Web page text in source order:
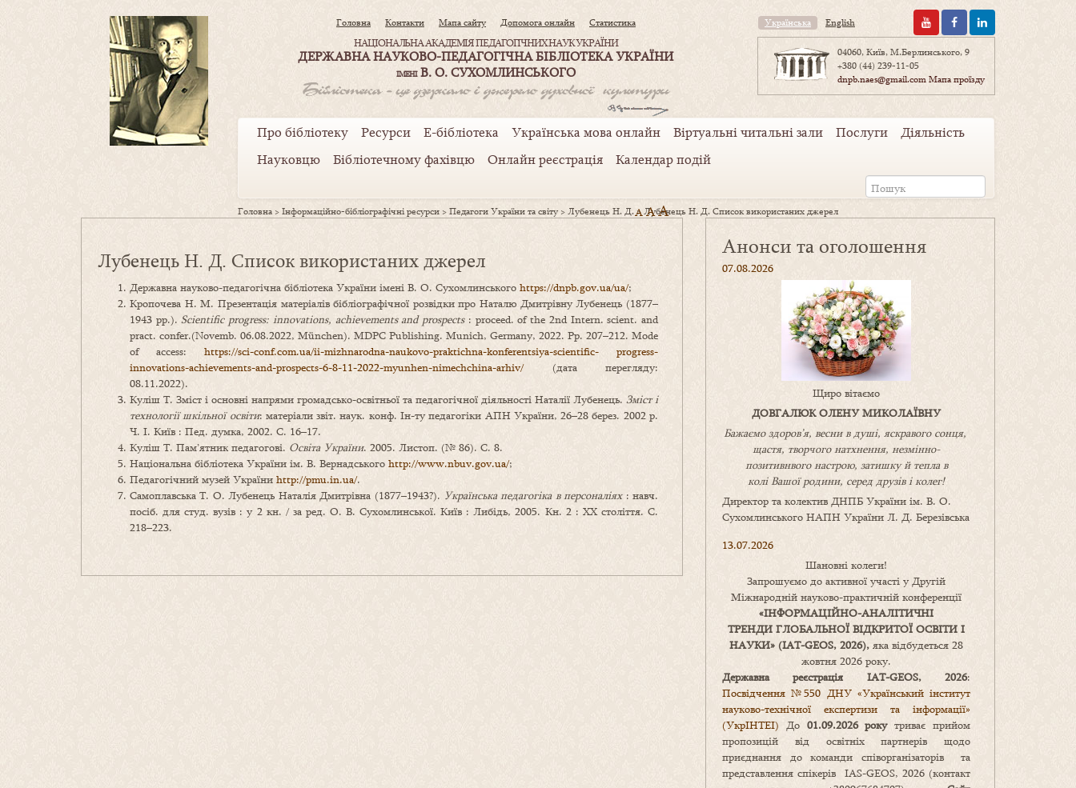
Головна Контакти Мапа сайту Допомога онлайн Статистика
НАЦІОНАЛЬНА АКАДЕМІЯ ПЕДАГОГІЧНИХ НАУК УКРАЇНИ
ДЕРЖАВНА НАУКОВО-ПЕДАГОГІЧНА БІБЛІОТЕКА УКРАЇНИ
ІМЕНІВ. О. СУХОМЛИНСЬКОГО
Українська English
04060, Київ, М.Берлинського, 9
+380 (44) 239-11-05
dnpb.naes@gmail.comМапа проїзду
Про бібліотеку Ресурси Е-бібліотека Українська мова онлайн Віртуальні читальні зали Послуги
Діяльність
Науковцю
Бібліотечному фахівцю Онлайн реєстрація Календар подій
Головна >Інформаційно-бібліографічні ресурси >Педагоги України та світу >Лубенець Н. Д.>Лубенець Н. Д. Список використаних джерел
A AA
Лубенець Н. Д. Список використаних джерел
Державна науково-педагогічна бібліотека України імені В. О. Сухомлинського https://dnpb.gov.ua/ua/;
Кропочева Н. М. Презентація матеріалів бібліографічної розвідки про Наталю Дмитрівну Лубенець (1877–
1943 рр.).Scientific progress: innovations, achievements and prospects: proceed. of the 2nd Intern. scient. and
pract. confer.(Novemb. 06.08.2022, München). MDPC Publishing. Munich, Germany, 2022. Pp. 207–212. Mode
of access: https://sci-conf.com.ua/ii-mizhnarodna-naukovo-praktichna-konferentsiya-scientific- progress-
innovations-achievements-and-prospects-6-8-11-2022-myunhen-nimechchina-arhiv/(дата перегляду:
08.11.2022).
Куліш Т. Зміст і основні напрями громадсько-освітньої та педагогічної діяльності Наталії Лубенець. Зміст і
технології шкільної освіти: матеріали звіт. наук. конф. Ін-ту педагогіки АПН України, 26–28 берез. 2002 р.
Ч. І. Київ : Пед. думка, 2002. С. 16–17.
Куліш Т. Пам’ятник педагогові. Освіта України. 2005. Листоп. (№ 86). С. 8.
Національна бібліотека України ім. В. Вернадського http://www.nbuv.gov.ua/;
Педагогічний музей України http://pmu.in.ua/.
Самоплавська Т. О. Лубенець Наталія Дмитрівна (1877–1943?). Українська педагогіка в персоналіях: навч.
посіб. для студ. вузів : у 2 кн. / за ред. О. В. Сухомлинської. Київ : Либідь, 2005. Кн. 2 : ХХ століття. С.
218–223.
Анонси та оголошення
07.08.2026
Щиро вітаємо
ДОВГАЛЮК ОЛЕНУ МИКОЛАЇВНУ
Бажаємо здоров’я, весни в душі, яскравого сонця,
щастя, творчого натхнення, незмінно-
позитивнвого настрою, затишкуйтепла в
коліВашоїродини, серед друзів і колег!
Директор та колектив ДНПБ України ім. В. О.
Сухомлинського НАПН України Л. Д. Березівська
13.07.2026
Шановні колеги!
Запрошуємо до активної участі у Другій
Міжнародній науково-практичній конференції
«ІНФОРМАЦІЙНО-АНАЛІТИЧНІ
ТРЕНДИ ГЛОБАЛЬНОЇ ВІДКРИТОЇ ОСВІТИ І
НАУКИ» (IAT-GEOS, 2026), яка відбудеться 28
жовтня 2026 року.
Державна реєстрація IAT-GEOS, 2026:
Посвідчення №550 ДНУ «Український інститут
науково-технічної експертизи та інформації»
(УкрІНТЕІ) До 01.09.2026 рокутриває прийом
пропозицій від освітніх партнерів щодо
приєднання до команди співорганізаторів та
представлення спікерів IAS-GEOS, 2026 (контакт